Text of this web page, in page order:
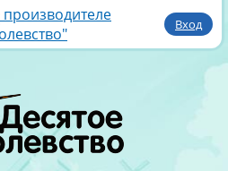
Вход